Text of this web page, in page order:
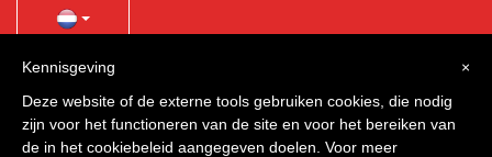
Quality Homes Costa Calida
is a registered trademark of
La Manga Holiday Home SL duly registered with CIF / tax
no. B-30750053 and address: Bella Luz 07-05, 30389 La
×
Kennisgeving
Deze website of de externe tools gebruiken cookies, die nodig
zijn voor het functioneren van de site en voor het bereiken van
de in het cookiebeleid aangegeven doelen. Voor meer